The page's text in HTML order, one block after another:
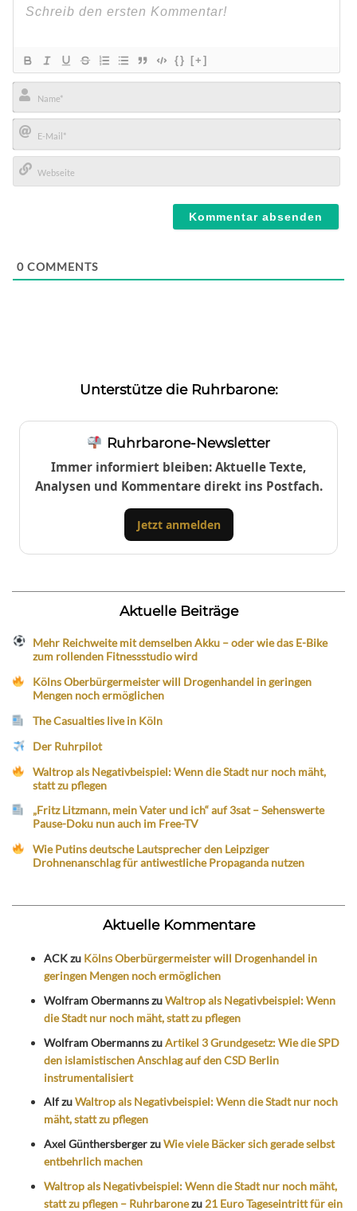
{} [+]
Name*
E-
Mail*
0 COMMENTS
Unterstütze die Ruhrbarone:
Ruhrbarone-Newsletter
Immer informiert bleiben: Aktuelle Texte,
Analysen und Kommentare direkt ins Postfach.
Jetzt anmelden
Aktuelle Beiträge
Mehr Reichweite mit demselben Akku – oder wie das E-Bike
zum rollenden Fitnessstudio wird
Kölns Oberbürgermeister will Drogenhandel in geringen
Mengen noch ermöglichen
The Casualties live in Köln
Der Ruhrpilot
Waltrop als Negativbeispiel: Wenn die Stadt nur noch mäht,
statt zu pflegen
„Fritz Litzmann, mein Vater und ich“ auf 3sat – Sehenswerte
Pause-Doku nun auch im Free-TV
Wie Putins deutsche Lautsprecher den Leipziger
Drohnenanschlag für antiwestliche Propaganda nutzen
Aktuelle Kommentare
ACKzu Kölns Oberbürgermeister will Drogenhandel in
geringen Mengen noch ermöglichen
Wolfram ObermannszuWaltrop als Negativbeispiel: Wenn
die Stadt nur noch mäht, statt zu pflegen
Wolfram ObermannszuArtikel 3 Grundgesetz: Wie die SPD
den islamistischen Anschlag auf den CSD Berlin
instrumentalisiert
AlfzuWaltrop als Negativbeispiel: Wenn die Stadt nur noch
mäht, statt zu pflegen
Axel GünthersbergerzuWie viele Bäcker sich gerade selbst
entbehrlich machen
Waltrop als Negativbeispiel: Wenn die Stadt nur noch mäht,
statt zu pflegen – Ruhrbaronezu 21 Euro Tageseintritt für ein